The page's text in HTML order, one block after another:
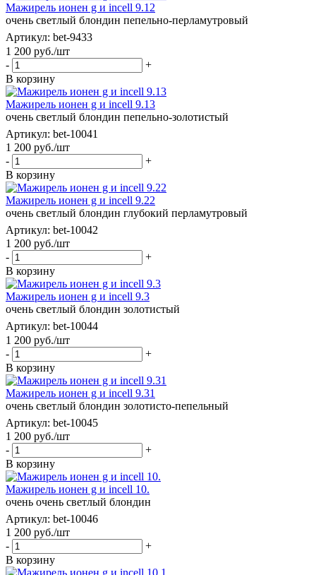
Мажирель ионен g и incell 9.12
очень светлый блондин пепельно-перламутровый
Артикул: bet-9433
1 200 руб./шт
-
+
В корзину
Мажирель ионен g и incell 9.13
очень светлый блондин пепельно-золотистый
Артикул: bet-10041
1 200 руб./шт
-
+
В корзину
Мажирель ионен g и incell 9.22
очень светлый блондин глубокий перламутровый
Артикул: bet-10042
1 200 руб./шт
-
+
В корзину
Мажирель ионен g и incell 9.3
очень светлый блондин золотистый
Артикул: bet-10044
1 200 руб./шт
-
+
В корзину
Мажирель ионен g и incell 9.31
очень светлый блондин золотисто-пепельный
Артикул: bet-10045
1 200 руб./шт
-
+
В корзину
Мажирель ионен g и incell 10.
очень очень светлый блондин
Артикул: bet-10046
1 200 руб./шт
-
+
В корзину